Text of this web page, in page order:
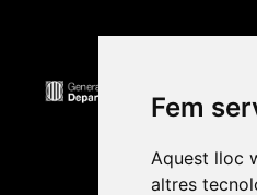
Fem
Aquest lloc
altres